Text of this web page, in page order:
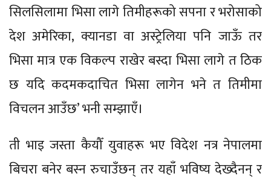
सिलसिलामा भिसा लागे तिमीहरूको सपना र भरोसाको
देश अमेरिका, क्यानडा वा अस्ट्रेलिया पनि जाऊँ तर
भिसा मात्र एक विकल्प राखेर बस्दा भिसा लागे त ठिक
छ यदि कदमकदाचित भिसा लागेन भने त तिमीमा
विचलन आउँछ’ भनी सम्झाएँ।
ती भाइ जस्ता कैयौँ युवाहरू भए विदेश नत्र नेपालमा
बिचरा बनेर बस्न रुचाउँछन् तर यहाँ भविष्य देख्दैनन् र